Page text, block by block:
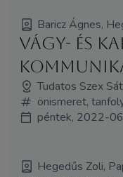
Baricz Ágnes,
Vágy- és
Tudatos Szex
önismeret,
péntek, 2022-
Hegedűs Zoli,